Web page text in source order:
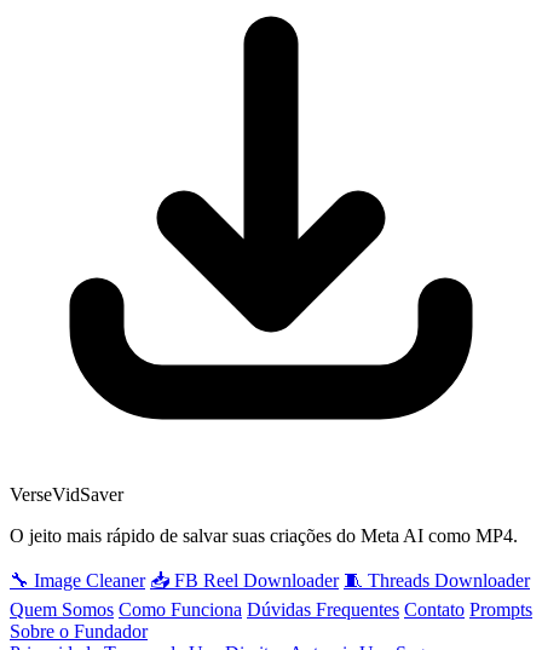
VerseVidSaver
O jeito mais rápido de salvar suas criações do Meta AI como MP4.
🔧 Image Cleaner 📥 FB Reel Downloader 🧵 Threads Downloader
Quem Somos Como Funciona Dúvidas Frequentes Contato Prompts
Sobre o Fundador